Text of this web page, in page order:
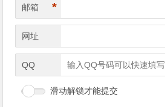
邮箱 *
网址
QQ
滑动解锁才能提交